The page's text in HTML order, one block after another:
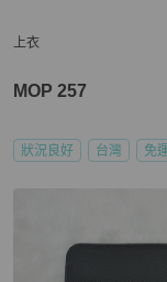
上衣
MOP 257
狀況良好 台灣 免